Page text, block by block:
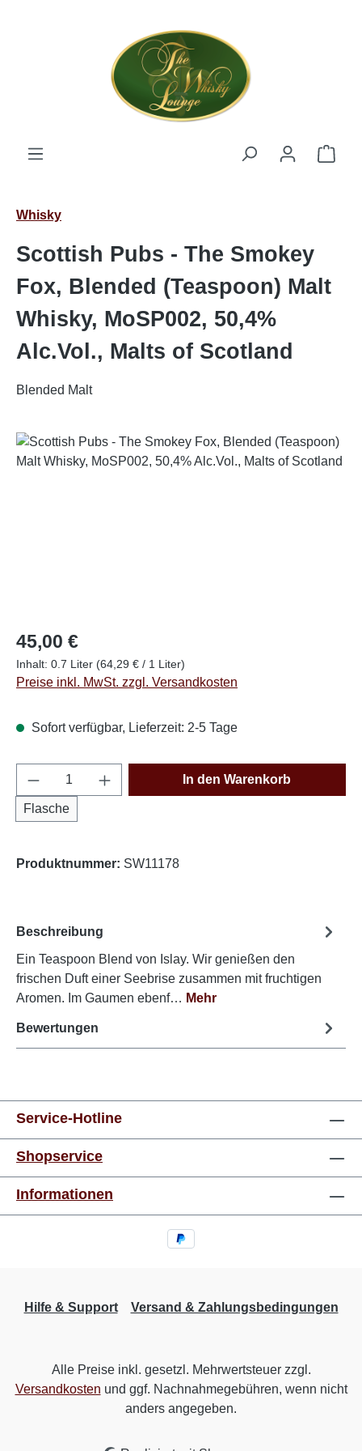
Whisky
Scottish Pubs - The Smokey
Fox, Blended (Teaspoon) Malt
Whisky, MoSP002, 50,4%
Alc.Vol., Malts of Scotland
Blended Malt
Bildergalerie überspringen
Regulärer Preis:
45,00 €
Inhalt: 0.7 Liter (64,29 € / 1 Liter)
Preise inkl. MwSt. zzgl. Versandkosten
Sofort verfügbar, Lieferzeit: 2-5 Tage
Produkt Anzahl: Gib den gewünschten
Flasche
In den Warenkorb
Produktnummer: SW11178
Beschreibung
Ein Teaspoon Blend von Islay. Wir genießen den
frischen Duft einer Seebrise zusammen mit fruchtigen
Aromen. Im Gaumen ebenf… Mehr
Bewertungen
Service-Hotline
Shopservice
Informationen
Hilfe & Support Versand & Zahlungsbedingungen
Alle Preise inkl. gesetzl. Mehrwertsteuer zzgl.
Versandkosten und ggf. Nachnahmegebühren, wenn nicht
anders angegeben.